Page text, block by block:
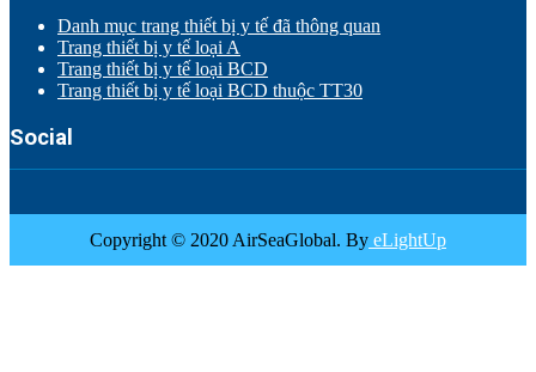
Danh mục trang thiết bị y tế đã thông quan
Trang thiết bị y tế loại A
Trang thiết bị y tế loại BCD
Trang thiết bị y tế loại BCD thuộc TT30
Social
Copyright © 2020 AirSeaGlobal. By eLightUp